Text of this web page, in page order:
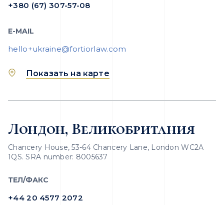
+380 (67) 307-57-08
Показать на карте
E-MAIL
hello+ukraine@fortiorlaw.com
Лондон, Великобритания
Chancery House, 53-64 Chancery Lane, London WC2A
1QS. SRA number: 8005637
ТЕЛ/ФАКС
+44 20 4577 2072